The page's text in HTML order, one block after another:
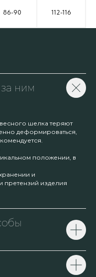
86-90 112-116
ним
шелка теряют
деформироваться,
положении, в
и
претензий изделия